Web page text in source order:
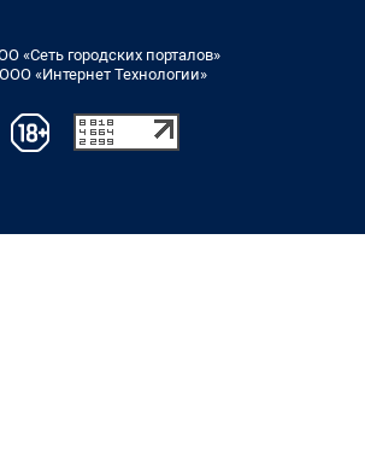
«Сеть городских порталов»
«Интернет Технологии»